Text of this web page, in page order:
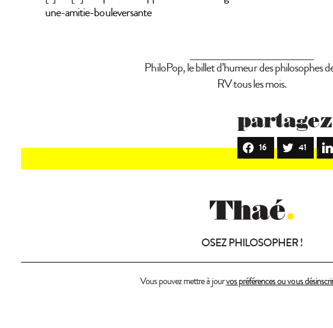
une-amitie-bouleversante
PhiloPop, le billet d’humeur des philosophes
RV tous les mois.
16 41
OSEZ PHILOSOPHER !
Vous pouvez mettre à jourvos préférences ou vous